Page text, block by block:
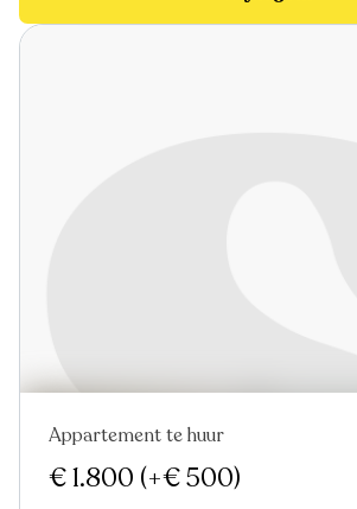
Nieuw
Appartement te huur
€ 1.800 (+€ 500)